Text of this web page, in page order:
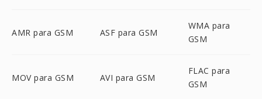
AMR para GSM ASF para GSM
WMA para
GSM
MOV para GSM AVI para GSM
FLAC para
GSM